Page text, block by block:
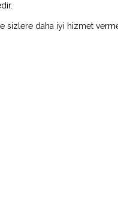
sizlere daha iyi hizmet